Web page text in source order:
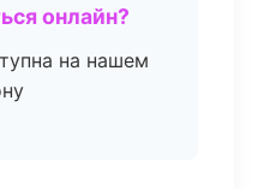
онлайн?
на нашем